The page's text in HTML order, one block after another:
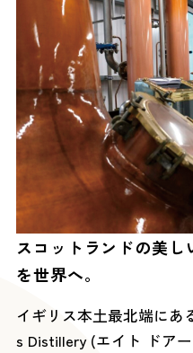
スコットランドの美
を世界へ。
イギリス本土最北端にあ
s Distillery (エイト ドア